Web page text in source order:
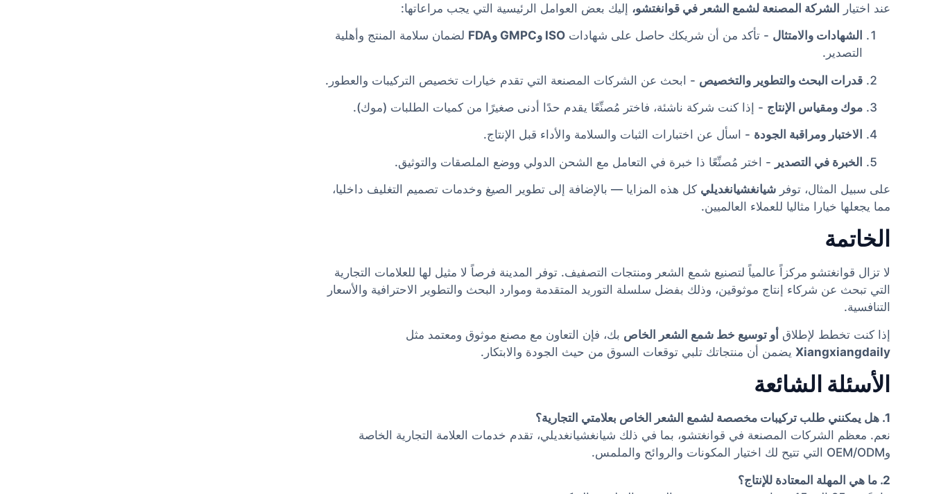
عند اختيار الشركة المصنعة لشمع الشعر في قوانغتشو، إليك بعض العوامل الرئيسية التي يجب مراعاتها:
الشهادات والامتثال - تأكد من أن شريكك حاصل على شهادات ISO وGMPC وFDA
لضمان سلامة المنتج وأهلية
التصدير.
قدرات البحث والتطوير والتخصيص - ابحث عن الشركات المصنعة التي تقدم خيارات تخصيص التركيبات والعطور.
موك ومقياس الإنتاج - إذا كنت شركة ناشئة، فاختر مُصنِّعًا يقدم حدًا أدنى صغيرًا من كميات الطلبات (موك).
الاختبار ومراقبة الجودة - اسأل عن اختبارات الثبات والسلامة والأداء قبل الإنتاج.
الخبرة في التصدير - اختر مُصنِّعًا ذا خبرة في التعامل مع الشحن الدولي ووضع الملصقات والتوثيق.
على سبيل المثال، توفر شيانغشيانغديلي كل هذه المزايا — بالإضافة إلى تطوير الصيغ وخدمات تصميم التغليف داخليا،
مما يجعلها خيارا مثاليا للعملاء العالميين.
الخاتمة
لا تزال قوانغتشو مركزاً عالمياً لتصنيع شمع الشعر ومنتجات التصفيف. توفر المدينة فرصاً لا مثيل لها للعلامات التجارية
التي تبحث عن شركاء إنتاج موثوقين، وذلك بفضل سلسلة التوريد المتقدمة وموارد البحث والتطوير الاحترافية والأسعار
التنافسية.
إذا كنت تخطط لإطلاق أو توسيع خط شمع الشعر الخاص بك، فإن التعاون مع مصنع موثوق ومعتمد مثل
Xiangxiangdaily يضمن أن منتجاتك تلبي توقعات السوق من حيث الجودة والابتكار.
الأسئلة الشائعة
1. هل يمكنني طلب تركيبات مخصصة لشمع الشعر الخاص بعلامتي التجارية؟
نعم. معظم الشركات المصنعة في قوانغتشو، بما في ذلك شيانغشيانغديلي، تقدم خدمات العلامة التجارية الخاصة
وOEM/ODM التي تتيح لك اختيار المكونات والروائح والملمس.
2. ما هي المهلة المعتادة للإنتاج؟